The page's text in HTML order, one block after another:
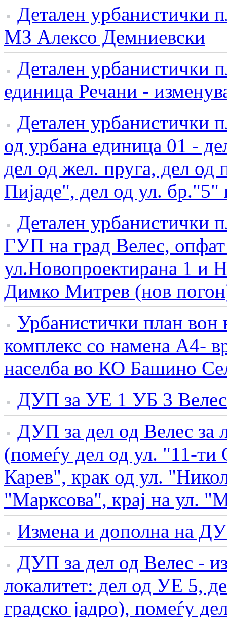
Детален урбанистички
МЗ Алексо Демниевски
Детален урбанистички
единица Речани -
Детален урбанистички
од урбана единица 01 -
дел од жел. пруга, дел
Пијаде", дел од ул.
Детален урбанистички
ГУП на град Велес,
ул.Новопроектирана 1 и
Димко Митрев (нов
Урбанистички план вон
комплекс со намена А4-
населба во КО Башино
ДУП за УЕ 1 УБ 3
ДУП за дел од Велес за
(помеѓу дел од ул. "11-
Карев", крак од ул.
"Марксова", крај на ул.
Измена и дополна на
ДУП за дел од Велес -
локалитет: дел од УЕ 5,
градско јадро), помеѓу